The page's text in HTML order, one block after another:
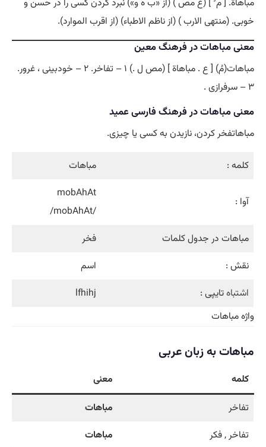
خوبی. (منتهی الارب ) (از ناظم الاطباء) (از اقرب الموارد).
معنی مباهات در فرهنگ معین
مباهات(مُ) [ ع . مباهاة ] (مص ل .) ۱ – تفاخر. ۲ – خودبینی ، غرور.
۳ – سرفرازی .
معنی مباهات در فرهنگ فارسی عمید
مباهاتفخر کردن، نازیدن به کسی یا چیزی.
کلمه : مباهات
آوا :
mobAhAt
/mobAhAt/
مباهات در جدول کلمات
فخر
نقش :
اسم
اشتباهتایپی :
lfhihj
واژه مباهات
مباهات به زبان عربی
کلمه
معنی
تفاخر
مباهات
تفاخر , فکر
مباهات